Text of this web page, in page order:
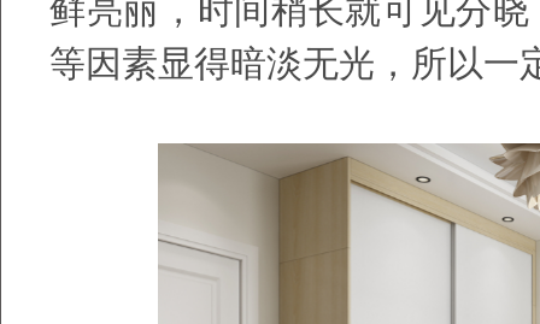
鲜亮丽，时间稍长就可见分
等因素显得暗淡无光，所以一